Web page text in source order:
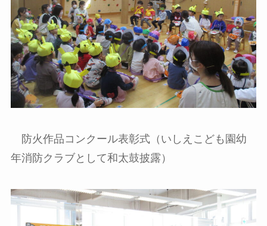
防火作品コンクール表彰式（いしえこども園幼
年消防クラブとして和太鼓披露）